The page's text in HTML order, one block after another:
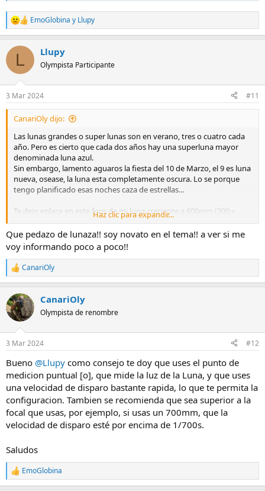
R
e
c
i
e
s
EmoGlobina y Llupy
L Llupy
Olympista Participante
3 Mar 2024 #11
CanariOly dijo:
Las lunas grandes o super lunas son en verano, tres o cuatro cada
año. Pero es cierto que cada dos años hay una superluna mayor
denominada luna azul.
Sin embargo, lamento aguaros la fiesta del 10 de Marzo, el 9 es luna
nueva, osease, la luna esta completamente oscura. Lo se porque
tengo planificado esas noches caza de estrellas...
Te dejo enlace en este foro de mi luna creciente a 600mm (300 +
mc20 x2) en esas fases se aprecian mucho los detalles con las
sombras incidiendo en el relive de los crateres.
Luna Nueva al detalle
Cuando fotografio la luna en solitario me gusta hacerlo en Luna
Nueva porque con ella capto los detalles de su relieve pronunciados
por las sombras, algo difícil de captar en Luna Llena. Si la amplian en
Fickr es una pasada!! Esta foto fue tomada con la OM1 + Zuiko
300mm F4 IS Pro + MC20 lo que...
olympistas.org
Haz clic para expandir...
Que pedazo de lunaza!! soy novato en el tema!! a ver si me
voy informando poco a poco!!
R
e
c
c
i
e
:
CanariOly
CanariOly
Olympista de renombre
3 Mar 2024 #12
Bueno @Llupy como consejo te doy que uses el punto de
medicion puntual [o], que mide la luz de la Luna, y que uses
una velocidad de disparo bastante rapida, lo que te permita la
configuracion. Tambien se recomienda que sea superior a la
focal que usas, por ejemplo, si usas un 700mm, que la
velocidad de disparo esté por encima de 1/700s.
Saludos
R
e
EmoGlobina